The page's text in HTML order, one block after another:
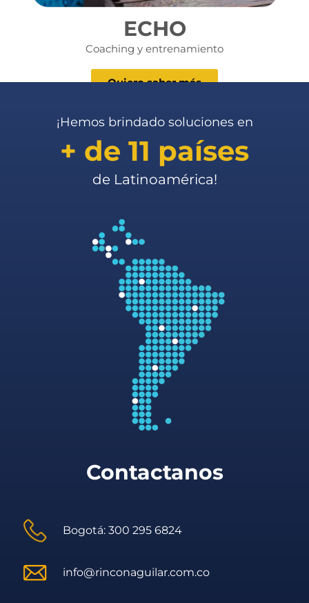
ECHO
Coaching y entrenamiento
Quiero saber más
¡Hemos brindado soluciones en
+ de 11 países
de Latinoamérica!
Contactanos
Bogotá: 300 295 6824
info@rinconaguilar.com.co